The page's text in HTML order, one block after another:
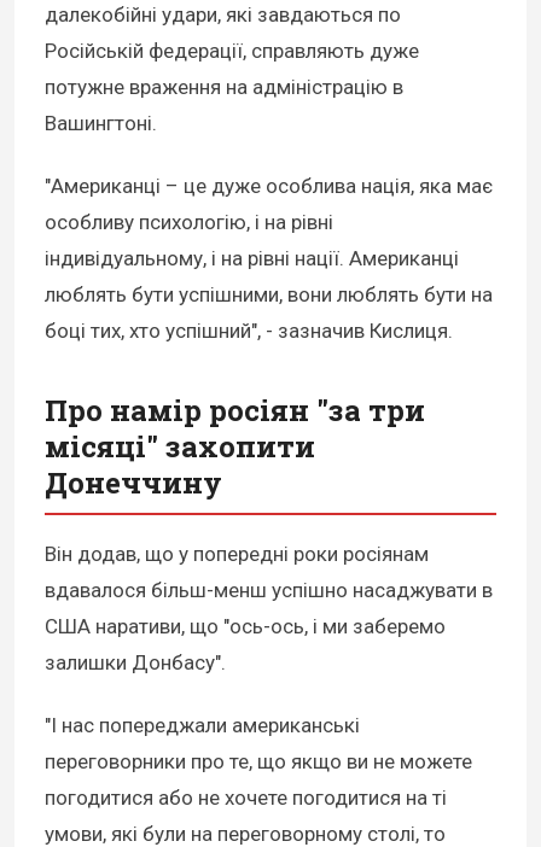
далекобійні удари, які завдаються по
Російській федерації, справляють дуже
потужне враження на адміністрацію в
Вашингтоні.
"Американці – це дуже особлива нація, яка має
особливу психологію, і на рівні
індивідуальному, і на рівні нації. Американці
люблять бути успішними, вони люблять бути на
боці тих, хто успішний", - зазначив Кислиця.
Про намір росіян "за три
місяці" захопити
Донеччину
Він додав, що у попередні роки росіянам
вдавалося більш-менш успішно насаджувати в
США наративи, що "ось-ось, і ми заберемо
залишки Донбасу".
"І нас попереджали американські
переговорники про те, що якщо ви не можете
погодитися або не хочете погодитися на ті
умови, які були на переговорному столі, то